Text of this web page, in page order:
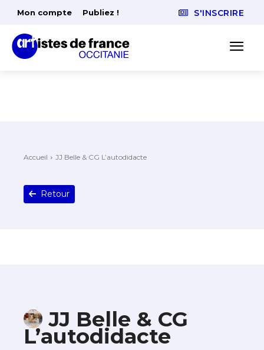
Mon compte Publiez ! S'INSCRIRE
Accueil JJ Belle & CG L’autodidacte
Retour
JJ Belle & CG
L’autodidacte